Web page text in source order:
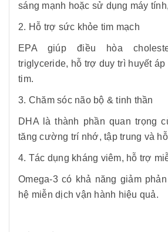
sáng mạnh hoặc sử dụng máy
2. Hỗ trợ sức khỏe tim mạch
EPA giúp điều hòa
triglyceride, hỗ trợ duy trì huyết
tim.
3. Chăm sóc não bộ & tinh thần
DHA là thành phần quan trọng
tăng cường trí nhớ, tập trung và
4. Tác dụng kháng viêm, hỗ trợ
Omega-3 có khả năng giảm
hệ miễn dịch vận hành hiệu quả.